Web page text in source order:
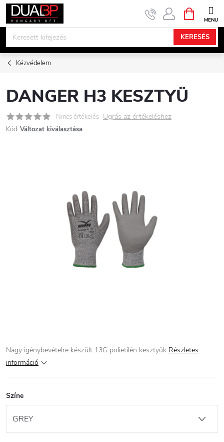
Ugrás
KERESÉS
KOSÁR
Kézvédelem
DANGER H3 KESZTYÜ
Nincs értékelés Ugrás az értékeléshez
Kód: Változat kiválasztása
Nagy igénybevételre készült 13G polietilén kesztyűk Részletes
információ
Színe